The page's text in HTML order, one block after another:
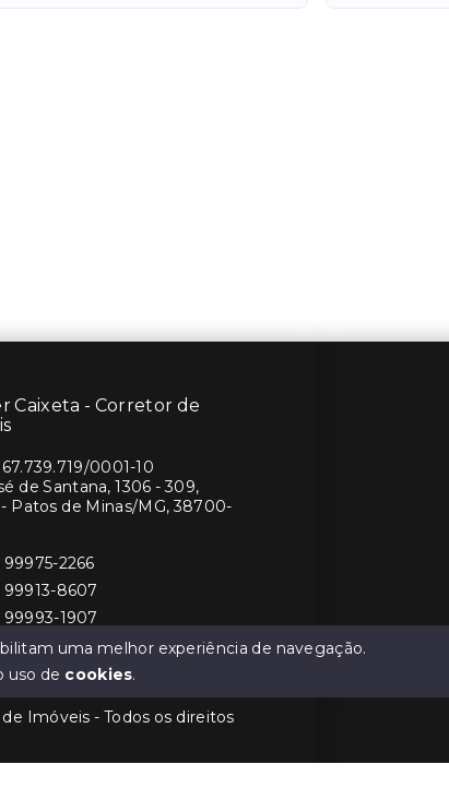
Caixeta - Corretor de
67.739.719/0001-10
de Santana, 1306 - 309,
Patos de Minas/MG, 38700-
99975-2266
99913-8607
99993-1907
Imóveis - Todos os direitos
uma melhor experiência de navegação.
uso de cookies.